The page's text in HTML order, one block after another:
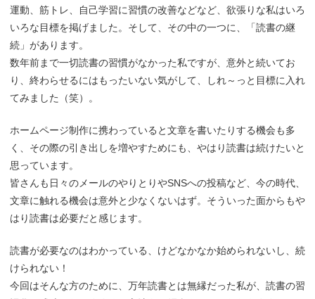
運動、筋トレ、自己学習に習慣の改善などなど、欲張りな私はいろ
いろな目標を掲げました。そして、その中の一つに、「読書の継
続」があります。
数年前まで一切読書の習慣がなかった私ですが、意外と続いてお
り、終わらせるにはもったいない気がして、しれ～っと目標に入れ
てみました（笑）。
ホームページ制作に携わっていると文章を書いたりする機会も多
く、その際の引き出しを増やすためにも、やはり読書は続けたいと
思っています。
皆さんも日々のメールのやりとりやSNSへの投稿など、今の時代、
文章に触れる機会は意外と少なくないはず。そういった面からもや
はり読書は必要だと感じます。
読書が必要なのはわかっている、けどなかなか始められないし、続
けられない！
今回はそんな方のために、万年読書とは無縁だった私が、読書の習